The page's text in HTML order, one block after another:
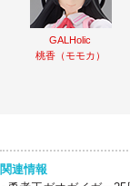
GALHolic
桃香（モモカ）
関連情報